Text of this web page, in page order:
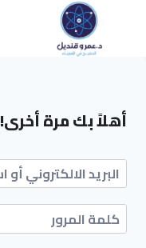
أهلاً بك مرة أخرى!